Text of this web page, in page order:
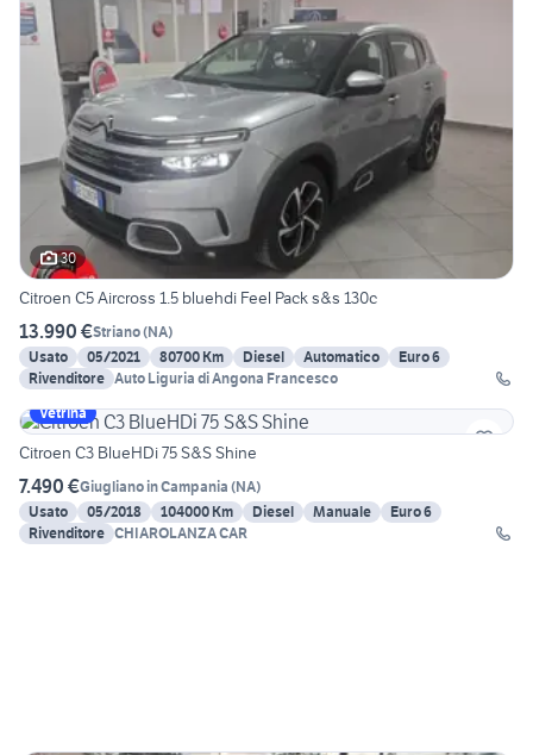
30
Citroen C5 Aircross 1.5 bluehdi Feel Pack s&s 130c
13.990 €Striano(NA)
Usato
05/2021 80700 Km Diesel Automatico
Euro 6
Rivenditore Auto Liguria di Angona Francesco
Vetrina
Citroen C3 BlueHDi 75 S&S Shine
7.490 €Giugliano in Campania (NA)
Usato
05/2018 104000 Km Diesel Manuale
Euro 6
Rivenditore CHIAROLANZA CAR